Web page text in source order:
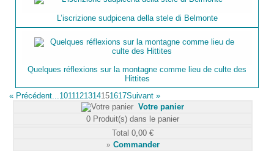
L’iscrizione sudpicena della stele di Belmonte
Quelques réflexions sur la montagne comme lieu de culte des
Hittites
« Précédent...1011121314151617Suivant »
Votre panier
0 Produit(s) dans le panier
Total 0,00 €
» Commander